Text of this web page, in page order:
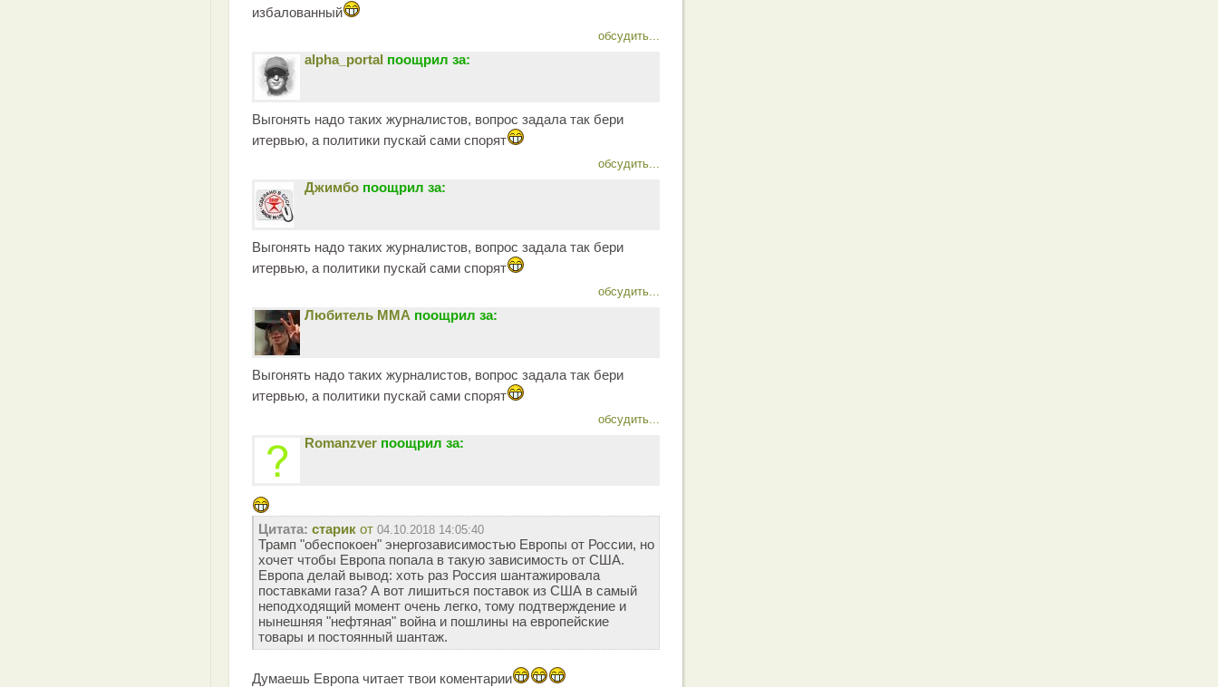
избалованный
обсудить...
alpha_portal поощрил за:
Выгонять надо таких журналистов, вопрос задала так бери
итервью, а политики пускай сами спорят
обсудить...
Джимбо поощрил за:
Выгонять надо таких журналистов, вопрос задала так бери
итервью, а политики пускай сами спорят
обсудить...
Любитель ММА поощрил за:
Выгонять надо таких журналистов, вопрос задала так бери
итервью, а политики пускай сами спорят
обсудить...
Romanzver поощрил за:
Цитата: старик от 04.10.2018 14:05:40
Трамп "обеспокоен" энергозависимостью Европы от России, но
хочет чтобы Европа попала в такую зависимость от США.
Европа делай вывод: хоть раз Россия шантажировала
поставками газа? А вот лишиться поставок из США в самый
неподходящий момент очень легко, тому подтверждение и
нынешняя "нефтяная" война и пошлины на европейские
товары и постоянный шантаж.
Думаешь Европа читает твои коментарии